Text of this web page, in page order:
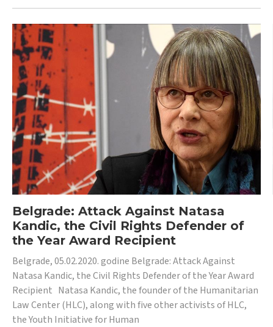
Belgrade: Attack Against Natasa
Kandic, the Civil Rights Defender of
the Year Award Recipient
Belgrade, 05.02.2020. godine Belgrade: Attack Against
Natasa Kandic, the Civil Rights Defender of the Year Award
Recipient Natasa Kandic, the founder of the Humanitarian
Law Center (HLC), along with five other activists of HLC,
the Youth Initiative for Human